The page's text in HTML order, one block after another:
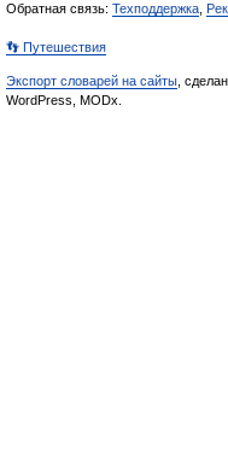
Обратная связь: Техподдержка
👣 Путешествия
Экспорт словарей на сайты ,
WordPress, MODx.